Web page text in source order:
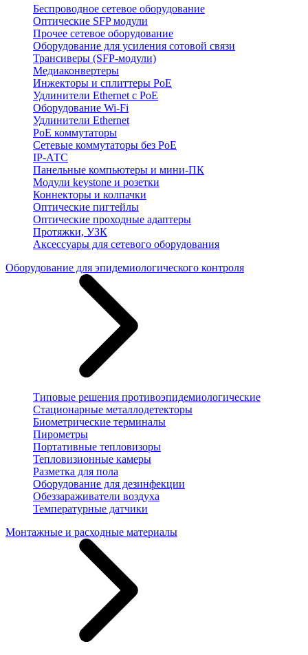
Беспроводное сетевое оборудование
Оптические SFP модули
Прочее сетевое оборудование
Оборудование для усиления сотовой связи
Трансиверы (SFP-модули)
Медиаконвертеры
Инжекторы и сплиттеры PoE
Удлинители Ethernet с PoE
Оборудование Wi-Fi
Удлинители Ethernet
PoE коммутаторы
Сетевые коммутаторы без PoE
IP-АТС
Панельные компьютеры и мини-ПК
Модули keystone и розетки
Коннекторы и колпачки
Оптические пигтейлы
Оптические проходные адаптеры
Протяжки, УЗК
Аксессуары для сетевого оборудования
Оборудование для эпидемиологического контроля
Типовые решения противоэпидемиологические
Стационарные металлодетекторы
Биометрические терминалы
Пирометры
Портативные тепловизоры
Тепловизионные камеры
Разметка для пола
Оборудование для дезинфекции
Обеззараживатели воздуха
Температурные датчики
Монтажные и расходные материалы